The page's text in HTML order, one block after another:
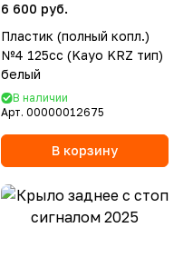
6 600 руб.
Пластик (полный копл.)
№4 125сс (Kayo KRZ тип)
белый
В наличии
Арт. 00000012675
В корзину